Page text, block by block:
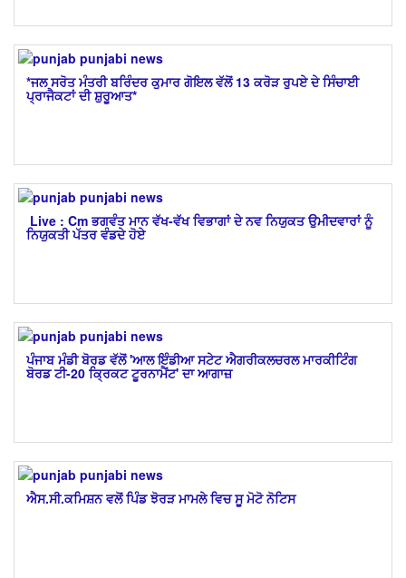
*ਜਲ ਸਰੋਤ ਮੰਤਰੀ ਬਰਿੰਦਰ ਕੁਮਾਰ ਗੋਇਲ ਵੱਲੋਂ 13 ਕਰੋੜ ਰੁਪਏ ਦੇ ਸਿੰਚਾਈ
ਪ੍ਰਾਜੈਕਟਾਂ ਦੀ ਸ਼ੁਰੂਆਤ*
​ Live : Cm ਭਗਵੰਤ ਮਾਨ ਵੱਖ-ਵੱਖ ਵਿਭਾਗਾਂ ਦੇ ਨਵ ਨਿਯੁਕਤ ਉਮੀਦਵਾਰਾਂ ਨੂੰ
ਨਿਯੁਕਤੀ ਪੱਤਰ ਵੰਡਦੇ ਹੋਏ
ਪੰਜਾਬ ਮੰਡੀ ਬੋਰਡ ਵੱਲੋਂ 'ਆਲ ਇੰਡੀਆ ਸਟੇਟ ਐਗਰੀਕਲਚਰਲ ਮਾਰਕੀਟਿੰਗ
ਬੋਰਡ ਟੀ-20 ਕ੍ਰਿਕਟ ਟੂਰਨਾਮੈਂਟ' ਦਾ ਆਗਾਜ਼
ਐਸ.ਸੀ.ਕਮਿਸ਼ਨ ਵਲੋਂ ਪਿੰਡ ਝੋਰੜ ਮਾਮਲੇ ਵਿਚ ਸੂ ਮੋਟੋ ਨੋਟਿਸ